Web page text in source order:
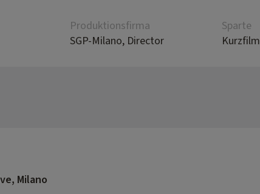
Produktionsfirma
Sparte
SGP-Milano, Director Kurzfilm
Milano